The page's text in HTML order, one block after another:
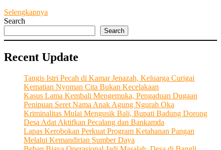
Selengkapnya
Menjadi
Eksistensi
LPD
Desa
Adat
Wanasari
Search
Search
Recent Update
Tangis Istri Pecah di Kamar Jenazah, Keluarga Curigai
Kematian Nyoman Cita Bukan Kecelakaan
Kasus Lama Kembali Mengemuka, Pengaduan Dugaan
Penipuan Seret Nama Anak Agung Ngurah Oka
Kriminalitas Mulai Mengusik Bali, Bupati Badung Dorong
Desa Adat Aktifkan Pecalang dan Bankamda
Lapas Kerobokan Perkuat Program Ketahanan Pangan
Melalui Kemandirian Sumber Daya